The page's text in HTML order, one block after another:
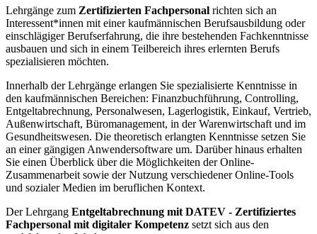
Lehrgänge zum Zertifizierten Fachpersonal richten sich an
Interessent*innen mit einer kaufmännischen Berufsausbildung oder
einschlägiger Berufserfahrung, die ihre bestehenden Fachkenntnisse
ausbauen und sich in einem Teilbereich ihres erlernten Berufs
spezialisieren möchten.
Innerhalb der Lehrgänge erlangen Sie spezialisierte Kenntnisse in
den kaufmännischen Bereichen: Finanzbuchführung, Controlling,
Entgeltabrechnung, Personalwesen, Lagerlogistik, Einkauf, Vertrieb,
Außenwirtschaft, Büromanagement, in der Warenwirtschaft und im
Gesundheitswesen. Die theoretisch erlangten Kenntnisse setzen Sie
an einer gängigen Anwendersoftware um. Darüber hinaus erhalten
Sie einen Überblick über die Möglichkeiten der Online-
Zusammenarbeit sowie der Nutzung verschiedener Online-Tools
und sozialer Medien im beruflichen Kontext.
Der Lehrgang Entgeltabrechnung mit DATEV - Zertifiziertes
Fachpersonal mit digitaler Kompetenz setzt sich aus den